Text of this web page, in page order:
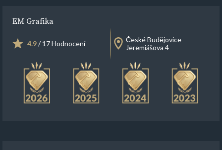
EM Grafika
4.9/ 17 Hodnocení
České Budějovice
Jeremiášova 4